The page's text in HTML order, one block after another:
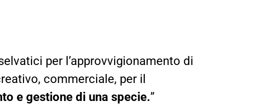
per l’approvvigionamento di
commerciale, per il
e gestione di una specie.”